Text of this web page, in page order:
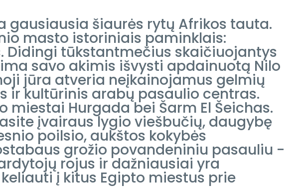
gausiausia šiaurės rytų Afrikos tauta.
masto istoriniais paminklais:
Didingi tūkstantmečius skaičiuojantys
savo akimis išvysti apdainuotą Nilo
jūra atveria neįkainojamus gelmių
ir kultūrinis arabų pasaulio centras.
Hurgada bei Šarm El Šeichas.
įvairaus lygio viešbučių, daugybę
poilsio, aukštos kokybės
grožio povandeniniu pasauliu -
rojus ir dažniausiai yra
į kitus Egipto miestus prie